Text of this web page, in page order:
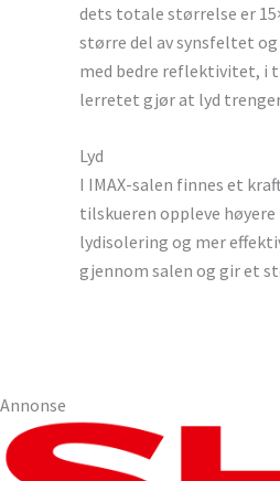
dets totale størrelse er
større del av synsfeltet
med bedre reflektivitet, i
lerretet gjør at lyd
Lyd
I IMAX-salen finnes et
tilskueren oppleve høyere
lydisolering og mer
gjennom salen og gir et
Annonse